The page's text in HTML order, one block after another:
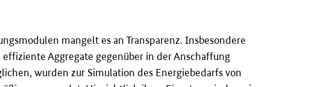
mangelt es an Transparenz. Insbesondere
Aggregate gegenüber in der Anschaffung
wurden zur Simulation des Energiebedarfs von